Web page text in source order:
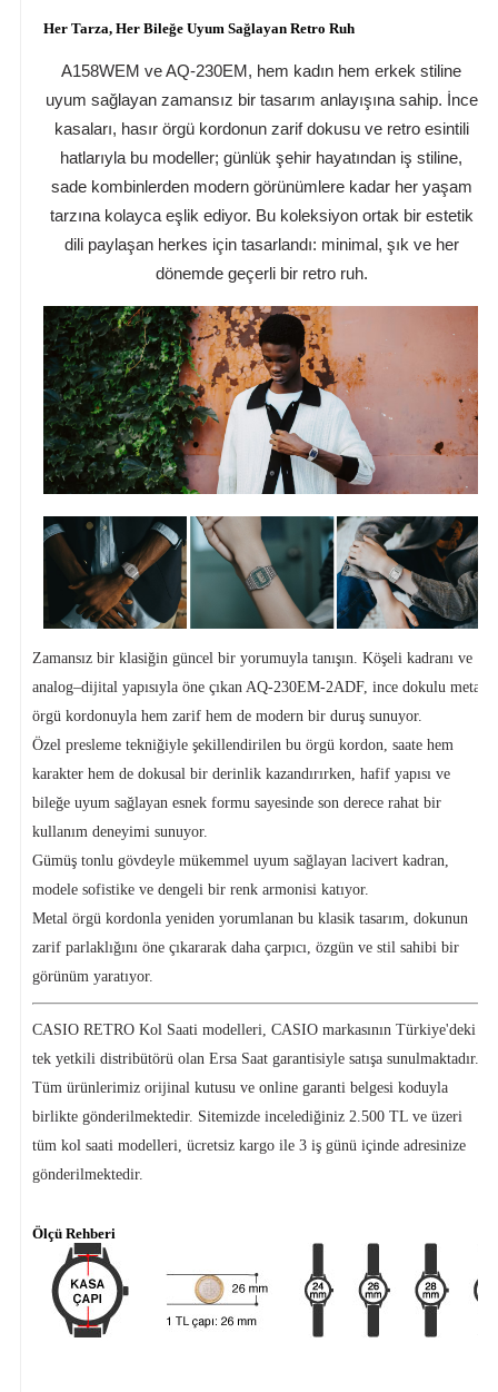
Her Tarza, Her Bileğe Uyum Sağlayan Retro Ruh
A158WEM ve AQ-230EM, hem kadın hem erkek stiline
uyum sağlayan zamansız bir tasarım anlayışına sahip. İnce
kasaları, hasır örgü kordonun zarif dokusu ve retro esintili
hatlarıyla bu modeller; günlük şehir hayatından iş stiline,
sade kombinlerden modern görünümlere kadar her yaşam
tarzına kolayca eşlik ediyor. Bu koleksiyon ortak bir estetik
dili paylaşan herkes için tasarlandı: minimal, şık ve her
dönemde geçerli bir retro ruh.
Zamansız bir klasiğin güncel bir yorumuyla tanışın. Köşeli kadranı ve
analog–dijital yapısıyla öne çıkan AQ-230EM-2ADF, ince dokulu metal
örgü kordonuyla hem zarif hem de modern bir duruş sunuyor.
Özel presleme tekniğiyle şekillendirilen bu örgü kordon, saate hem
karakter hem de dokusal bir derinlik kazandırırken, hafif yapısı ve
bileğe uyum sağlayan esnek formu sayesinde son derece rahat bir
kullanım deneyimi sunuyor.
Gümüş tonlu gövdeyle mükemmel uyum sağlayan lacivert kadran,
modele sofistike ve dengeli bir renk armonisi katıyor.
Metal örgü kordonla yeniden yorumlanan bu klasik tasarım, dokunun
zarif parlaklığını öne çıkararak daha çarpıcı, özgün ve stil sahibi bir
görünüm yaratıyor.
CASIO RETRO Kol Saati modelleri, CASIO markasının Türkiye'deki
tek yetkili distribütörü olan Ersa Saat garantisiyle satışa sunulmaktadır.
Tüm ürünlerimiz orijinal kutusu ve online garanti belgesi koduyla
birlikte gönderilmektedir. Sitemizde incelediğiniz 2.500 TL ve üzeri
tüm kol saati modelleri, ücretsiz kargo ile 3 iş günü içinde adresinize
gönderilmektedir.
Ölçü Rehberi